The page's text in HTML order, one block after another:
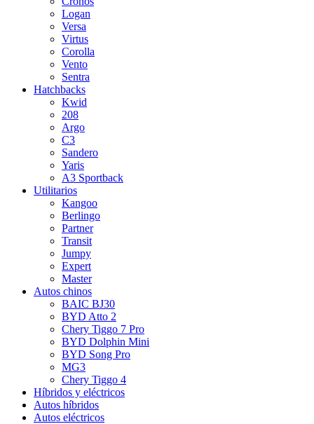
Logan
Versa
Virtus
Corolla
Vento
Sentra
Hatchbacks
Kwid
208
Argo
C3
Sandero
Yaris
A3 Sportback
Utilitarios
Kangoo
Berlingo
Partner
Transit
Jumpy
Expert
Master
Autos chinos
BAIC BJ30
BYD Atto 2
Chery Tiggo 7 Pro
BYD Dolphin Mini
BYD Song Pro
MG3
Chery Tiggo 4
Híbridos y eléctricos
Autos híbridos
Autos eléctricos